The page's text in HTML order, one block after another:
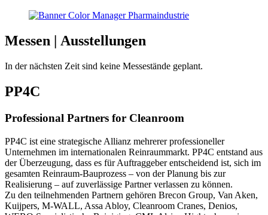
Messen | Ausstellungen
In der nächsten Zeit sind keine Messestände geplant.
PP4C
Professional Partners for Cleanroom
PP4C ist eine strategische Allianz mehrerer professioneller
Unternehmen im internationalen Reinraummarkt. PP4C entstand aus
der Überzeugung, dass es für Auftraggeber entscheidend ist, sich im
gesamten Reinraum-Bauprozess – von der Planung bis zur
Realisierung – auf zuverlässige Partner verlassen zu können.
Zu den teilnehmenden Partnern gehören Brecon Group, Van Aken,
Kuijpers, M-WALL, Assa Abloy, Cleanroom Cranes, Denios,